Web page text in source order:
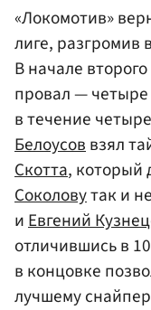
«Локомотив»
лиге, разгромив
В начале
провал —
в течение
Белоусоввзял
Скотта, который
Соколовутак и
иЕвгений
отличившись в
в концовке
лучшему